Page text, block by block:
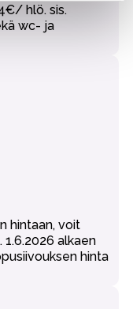
hlö. sis.
wc- ja
hintaan, voit
alkaen
hinta